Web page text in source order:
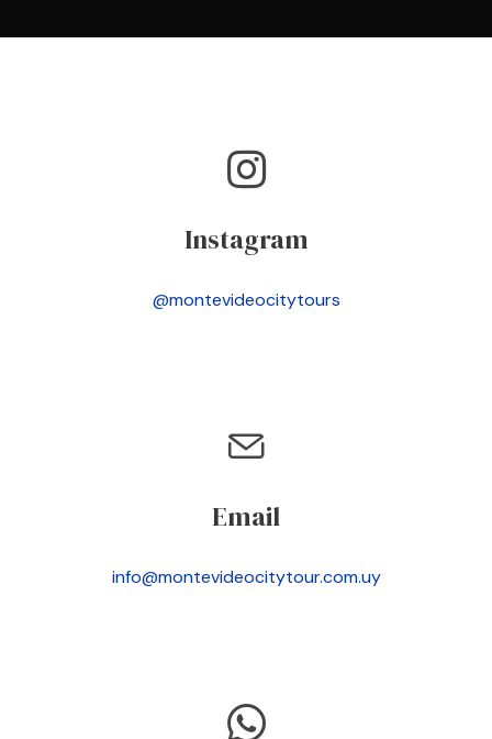
Email
info@montevideocitytour.com.uy
Instagram
@montevideocitytours